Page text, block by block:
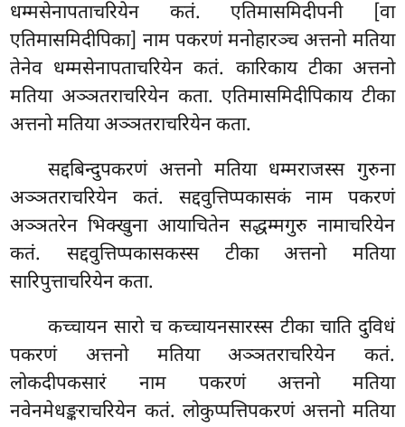
धम्मसेनापताचरियेन कतं. एतिमासमिदीपनी [वा
एतिमासमिदीपिका] नाम पकरणं मनोहारञ्च अत्तनो मतिया
तेनेव धम्मसेनापताचरियेन कतं. कारिकाय टीका अत्तनो
मतिया अञ्ञतराचरियेन कता. एतिमासमिदीपिकाय टीका
अत्तनो मतिया अञ्ञतराचरियेन कता.
सद्दबिन्दुपकरणं अत्तनो मतिया धम्मराजस्स गुरुना
अञ्ञतराचरियेन कतं. सद्दवुत्तिप्पकासकं नाम पकरणं
अञ्ञतरेन भिक्खुना आयाचितेन सद्धम्मगुरु नामाचरियेन
कतं. सद्दवुत्तिप्पकासकस्स टीका अत्तनो मतिया
सारिपुत्ताचरियेन कता.
कच्चायन सारो च कच्चायनसारस्स टीका चाति दुविधं
पकरणं अत्तनो मतिया अञ्ञतराचरियेन कतं.
लोकदीपकसारं नाम पकरणं अत्तनो मतिया
नवेनमेधङ्कराचरियेन कतं. लोकुप्पत्तिपकरणं अत्तनो मतिया